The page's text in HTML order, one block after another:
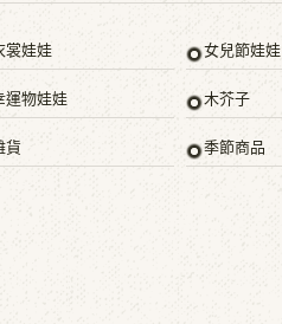
裳娃娃 女兒節娃娃
運物娃娃 木芥子
貨 季節商品